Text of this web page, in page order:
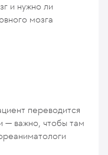
и нужно ли
мозга
переводится
— важно, чтобы там